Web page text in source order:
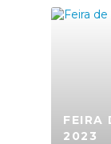
FEIRA
2023